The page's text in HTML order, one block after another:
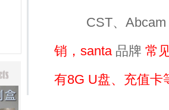
CST、Abcam
销，santa品牌 常
有8G U盘、充值卡